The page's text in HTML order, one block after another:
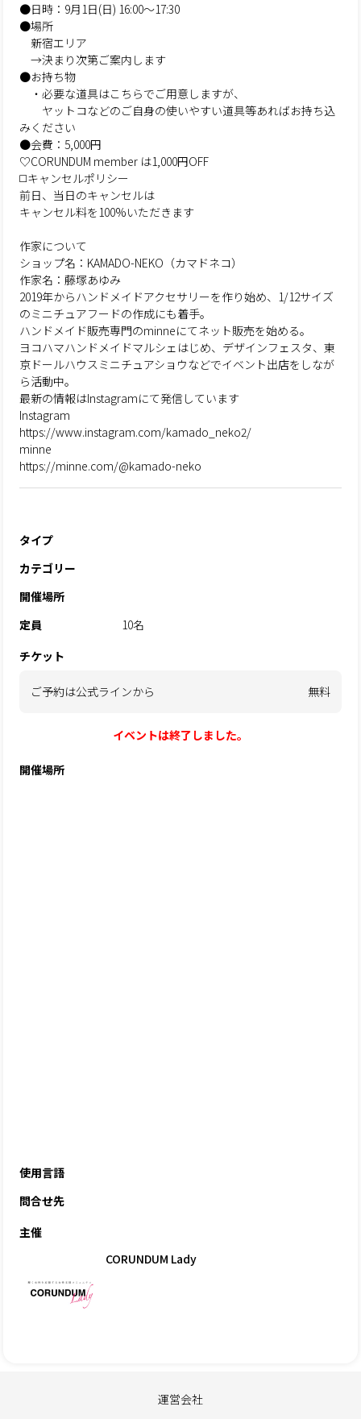
●日時：9月1日(日) 16:00～17:30
●場所
新宿エリア
→決まり次第ご案内します
●お持ち物
・必要な道具はこちらでご用意しますが、
ヤットコなどのご自身の使いやすい道具等あればお持ち込
みください
●会費：5,000円
♡CORUNDUM member は1,000円OFF
◻️キャンセルポリシー
前日、当日のキャンセルは
キャンセル料を100%いただきます
作家について
ショップ名：KAMADO-NEKO（カマドネコ）
作家名：藤塚あゆみ
2019年からハンドメイドアクセサリーを作り始め、1/12サイズ
のミニチュアフードの作成にも着手。
ハンドメイド販売専門のminneにてネット販売を始める。
ヨコハマハンドメイドマルシェはじめ、デザインフェスタ、東
京ドールハウスミニチュアショウなどでイベント出店をしなが
ら活動中。
最新の情報はInstagramにて発信しています
Instagram
https://www.instagram.com/kamado_neko2/
minne
https://minne.com/@kamado-neko
タイプ
カテゴリー
開催場所
定員
10名
チケット
ご予約は公式ラインから 無料
イベントは終了しました。
開催場所
使用言語
問合せ先
主催
CORUNDUM Lady
運営会社